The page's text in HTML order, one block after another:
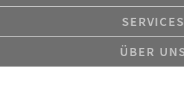
SERVICES
ÜBER